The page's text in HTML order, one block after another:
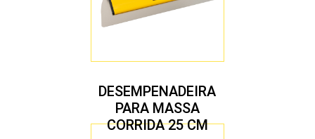
DESEMPENADEIRA
PARA MASSA
CORRIDA 25 CM